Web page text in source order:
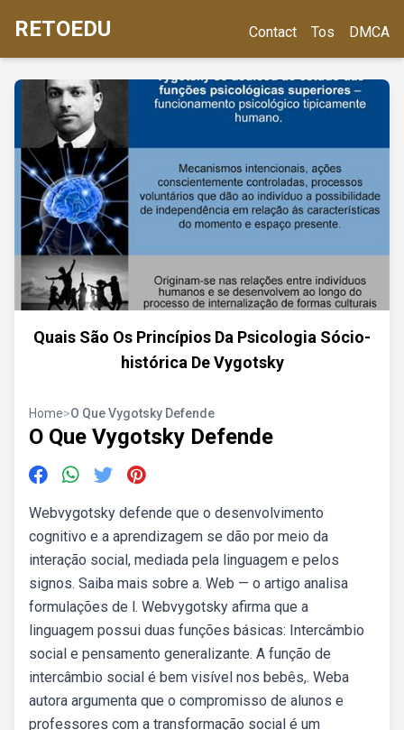
RETOEDU Contact Tos DMCA
Quais São Os Princípios Da Psicologia Sócio-
histórica De Vygotsky
Home>O Que Vygotsky Defende
O Que Vygotsky Defende
Webvygotsky defende que o desenvolvimento
cognitivo e a aprendizagem se dão por meio da
interação social, mediada pela linguagem e pelos
signos. Saiba mais sobre a. Web — o artigo analisa
formulações de l. Webvygotsky afirma que a
linguagem possui duas funções básicas: Intercâmbio
social e pensamento generalizante. A função de
intercâmbio social é bem visível nos bebês,. Weba
autora argumenta que o compromisso de alunos e
professores com a transformação social é um